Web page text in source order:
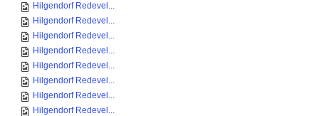
Hilgendorf Redevel...
Hilgendorf Redevel...
Hilgendorf Redevel...
Hilgendorf Redevel...
Hilgendorf Redevel...
Hilgendorf Redevel...
Hilgendorf Redevel...
Hilgendorf Redevel...